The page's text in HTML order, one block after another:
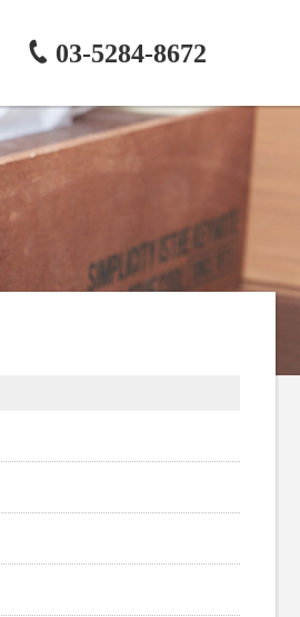
03-5284-8672